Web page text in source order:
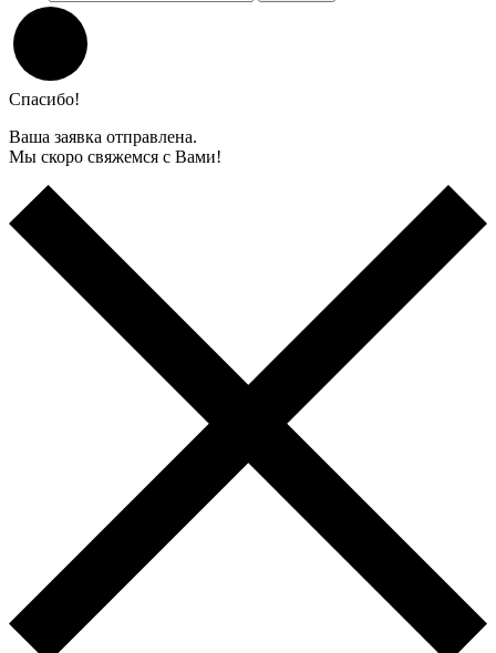
Спасибо!
Ваша заявка отправлена.
Мы скоро свяжемся с Вами!